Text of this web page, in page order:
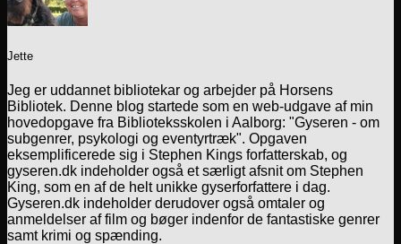
Jette
Jeg er uddannet bibliotekar og arbejder på Horsens
Bibliotek. Denne blog startede som en web-udgave af min
hovedopgave fra Biblioteksskolen i Aalborg: "Gyseren - om
subgenrer, psykologi og eventyrtræk". Opgaven
eksemplificerede sig i Stephen Kings forfatterskab, og
gyseren.dk indeholder også et særligt afsnit om Stephen
King, som en af de helt unikke gyserforfattere i dag.
Gyseren.dk indeholder derudover også omtaler og
anmeldelser af film og bøger indenfor de fantastiske genrer
samt krimi og spænding.